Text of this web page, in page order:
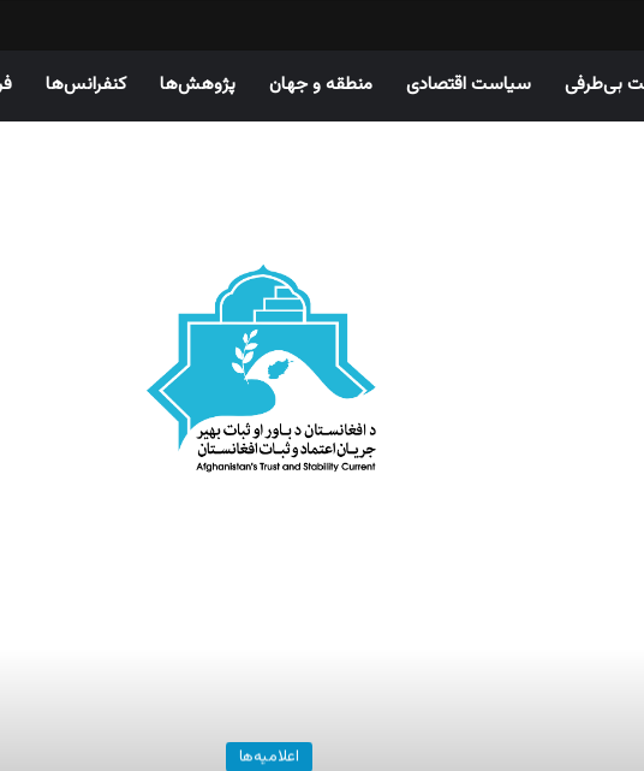
بی‌طرفی سیاست اقتصادی منطقه و جهان پژوهش‌ها کنفرانس‌ها
اعلامیه‌ها